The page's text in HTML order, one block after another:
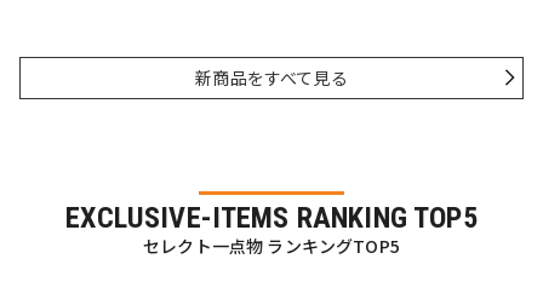
新商品をすべて見る
EXCLUSIVE-ITEMS RANKING TOP5
セレクト一点物 ランキングTOP5